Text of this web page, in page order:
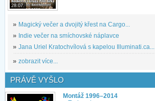
28.07.
» Magický večer a dvojitý křest na Cargo...
» Indie večer na smíchovské náplavce
» Jana Uriel Kratochvílová s kapelou Illuminati.ca...
» zobrazit více...
PRÁVĚ VYŠLO
Montáž 1996–2014